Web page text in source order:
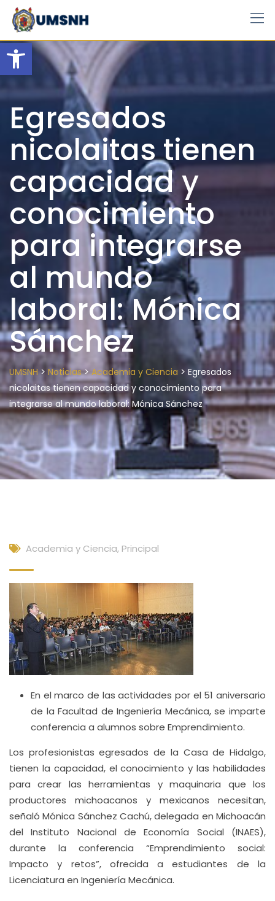
Open toolbar
Skip
content
Egresados
nicolaitas tienen
capacidad y
conocimiento
para integrarse
al mundo
laboral: Mónica
Sánchez
UMSNH> Noticias>Academia y Ciencia > Egresados
nicolaitas tienen capacidad y conocimiento para
integrarse al mundo laboral: Mónica Sánchez
Academia y Ciencia, Principal
En el marco de las actividades por el 51 aniversario
de la Facultad de Ingeniería Mecánica, se imparte
conferencia a alumnos sobre Emprendimiento.
Los profesionistas egresados de la Casa de Hidalgo,
tienen la capacidad, el conocimiento y las habilidades
para crear las herramientas y maquinaria que los
productores michoacanos y mexicanos necesitan,
señaló Mónica Sánchez Cachú, delegada en Michoacán
del Instituto Nacional de Economía Social (INAES),
durante la conferencia “Emprendimiento social:
Impacto y retos”, ofrecida a estudiantes de la
Licenciatura en Ingeniería Mecánica.